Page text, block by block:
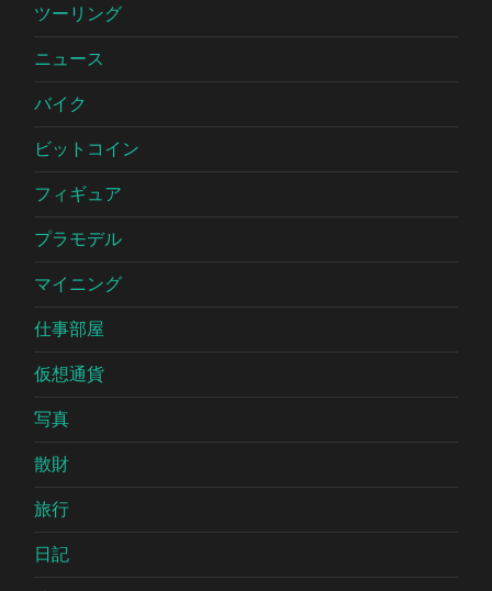
ツーリング
ニュース
バイク
ビットコイン
フィギュア
プラモデル
マイニング
仕事部屋
仮想通貨
写真
散財
旅行
日記